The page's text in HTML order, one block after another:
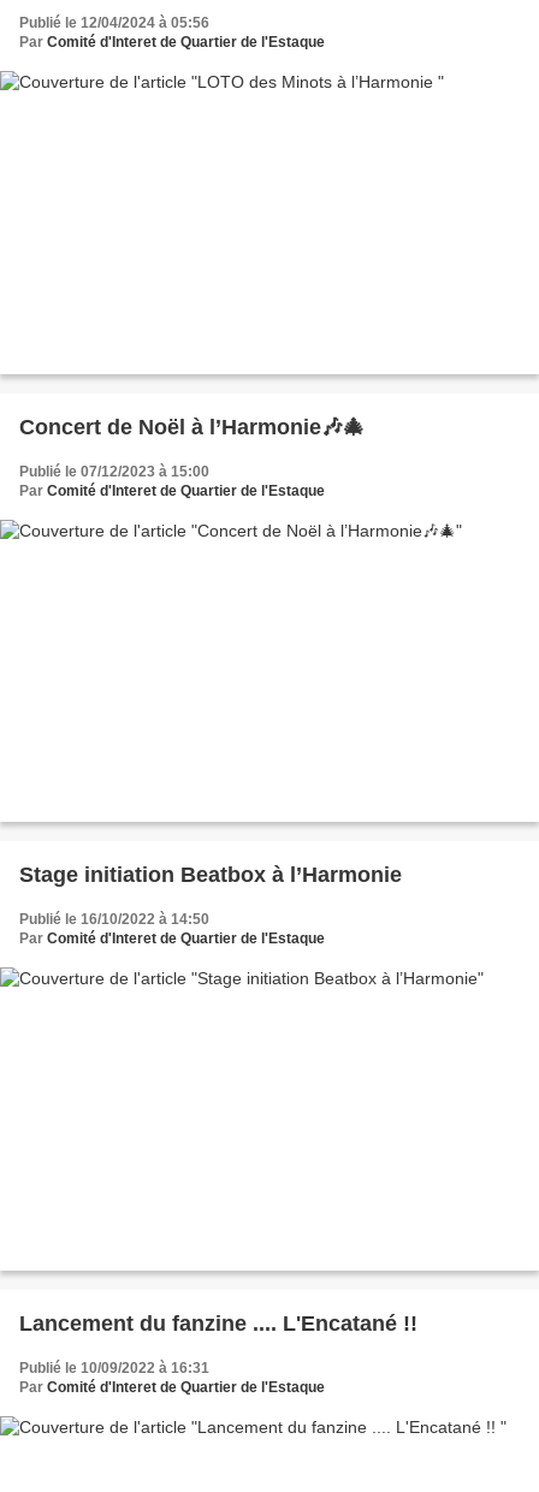
Publié le 12/04/2024 à 05:56
Par Comité d'Interet de Quartier de l'Estaque
Concert de Noël à l’Harmonie🎶🎄
Publié le 07/12/2023 à 15:00
Par Comité d'Interet de Quartier de l'Estaque
Stage initiation Beatbox à l’Harmonie
Publié le 16/10/2022 à 14:50
Par Comité d'Interet de Quartier de l'Estaque
Lancement du fanzine .... L'Encatané !!
Publié le 10/09/2022 à 16:31
Par Comité d'Interet de Quartier de l'Estaque